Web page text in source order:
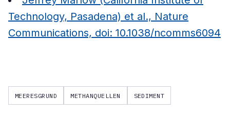
Technology, Pasadena) et al., Nature
Communications, doi: 10.1038/ncomms6094
MEERESGRUND METHANQUELLEN SEDIMENT